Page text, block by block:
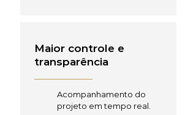
Maior controle e
transparência
Acompanhamento do
projeto em tempo real.